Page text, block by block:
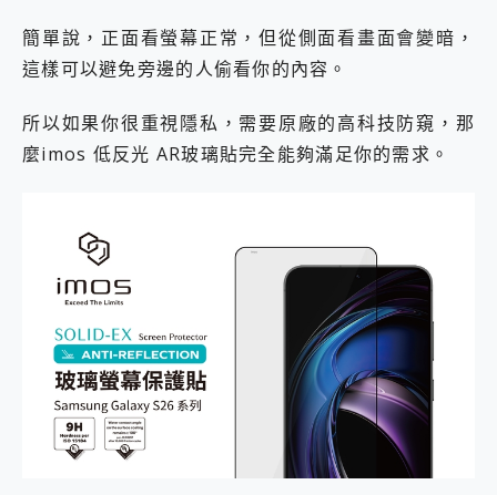
簡單說，正面看螢幕正常，但從側面看畫面會變暗，
這樣可以避免旁邊的人偷看你的內容。
所以如果你很重視隱私，需要原廠的高科技防窺，那
麼imos 低反光 AR玻璃貼完全能夠滿足你的需求。